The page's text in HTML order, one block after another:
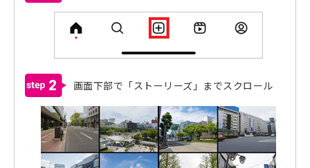
2 画面下部で「ストーリーズ」までスクロール